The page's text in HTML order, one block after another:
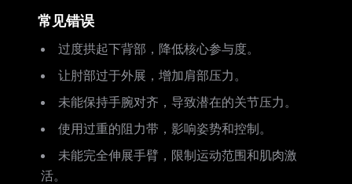
常见错误
过度拱起下背部，降低核心参与度。
让肘部过于外展，增加肩部压力。
未能保持手腕对齐，导致潜在的关节压力。
使用过重的阻力带，影响姿势和控制。
未能完全伸展手臂，限制运动范围和肌肉激
活。